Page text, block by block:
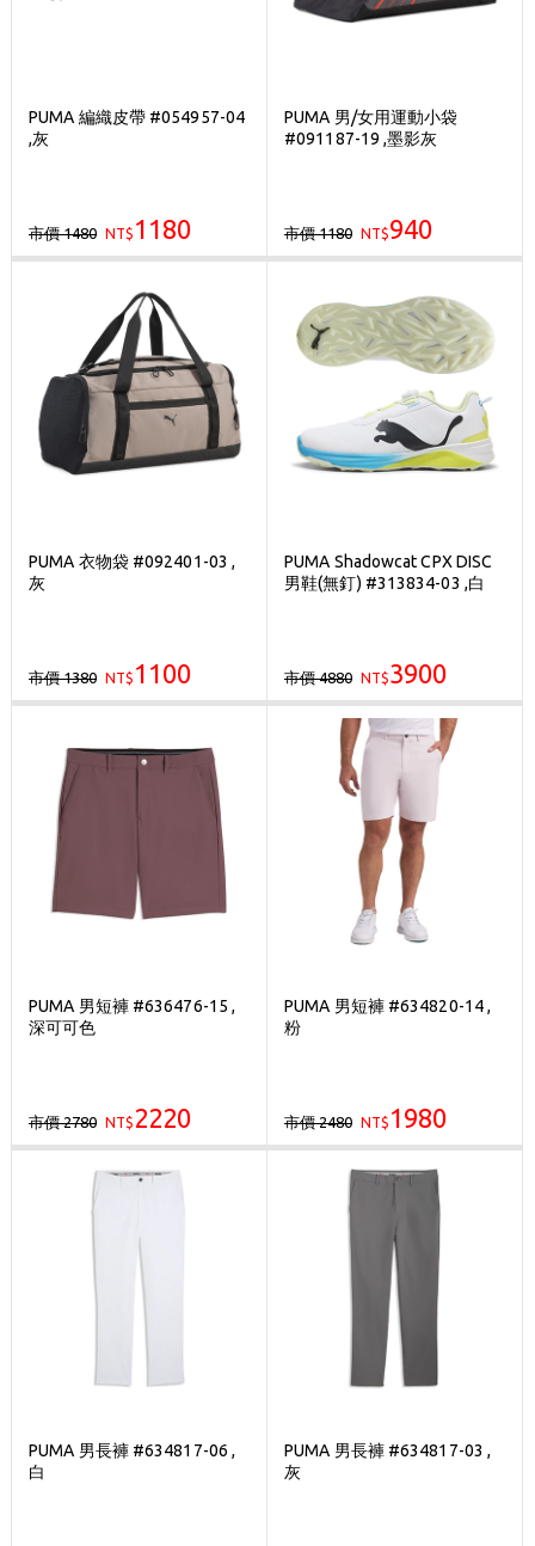
PUMA 編織皮帶 #054957-04
,灰
市價 1480 NT$ 1180
PUMA 男/女用運動小袋
#091187-19 ,墨影灰
市價 1180 NT$940
PUMA 衣物袋 #092401-03 ,
灰
市價 1380 NT$ 1100
PUMA Shadowcat CPX DISC
男鞋(無釘) #313834-03 ,白
市價 4880 NT$3900
PUMA 男短褲 #636476-15 ,
深可可色
市價 2780 NT$ 2220
PUMA 男短褲 #634820-14 ,
粉
市價 2480 NT$ 1980
PUMA 男長褲 #634817-06 ,
白
PUMA 男長褲 #634817-03 ,
灰